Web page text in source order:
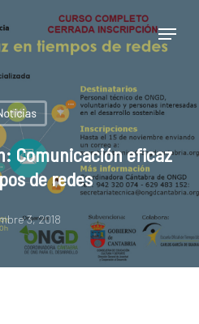
Menu
Comunicación eficaz
de redes
3, 2018
Close